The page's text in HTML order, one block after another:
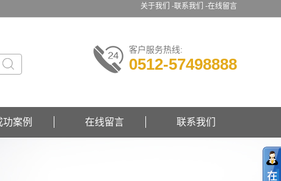
关于我们 -联系我们 -在线留言
客户服务热线:
0512-57498888
功案例 在线留言 联系我们